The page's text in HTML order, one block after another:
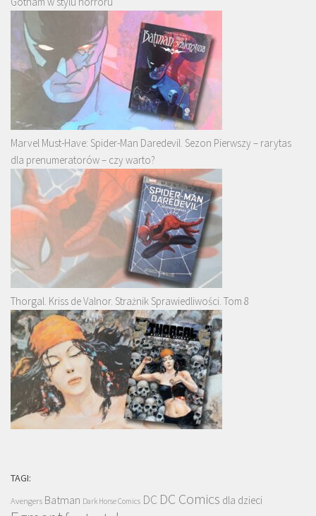
Marvel Must-Have: Spider-Man Daredevil. Sezon Pierwszy – rarytas
dla prenumeratorów – czy warto?
Thorgal. Kriss de Valnor. Strażnik Sprawiedliwości. Tom 8
TAGI:
Avengers Batman Dark Horse Comics DC DC Comics dla dzieci